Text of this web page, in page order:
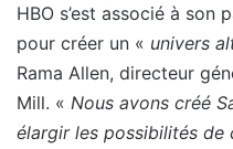
HBO s’est associé à son
pour créer un « univers
Rama Allen, directeur
Mill. « Nous avons créé
élargir les possibilités de